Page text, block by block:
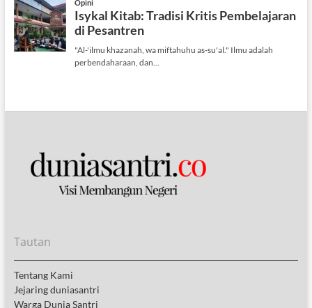
Tautan
Tentang Kami
Jejaring duniasantri
Warga Dunia Santri